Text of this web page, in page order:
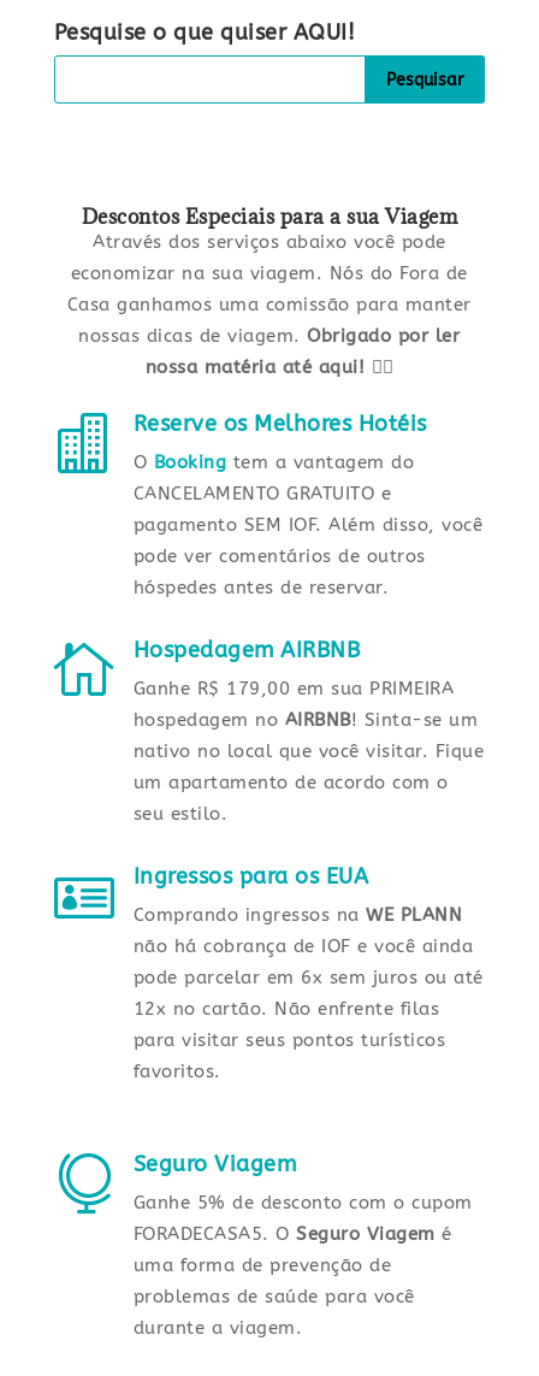
Pesquise o que quiser AQUI!
Descontos Especiais para a sua Viagem
Através dos serviços abaixo você pode
economizar na sua viagem. Nós do Fora de
Casa ganhamos uma comissão para manter
nossas dicas de viagem.Obrigado por ler
nossa matéria até aqui! ✌🏼
 Reserve os Melhores Hotéis
O Booking tem a vantagem do
CANCELAMENTO GRATUITO e
pagamento SEM IOF. Além disso, você
pode ver comentários de outros
hóspedes antes de reservar.
 Hospedagem AIRBNB
Ganhe R$ 179,00 em sua PRIMEIRA
hospedagem no AIRBNB! Sinta-se um
nativo no local que você visitar. Fique
um apartamento de acordo com o
seu estilo.
 Ingressos para os EUA
Comprando ingressos naWE PLANN
não há cobrança de IOF e você ainda
pode parcelar em 6x sem juros ou até
12x no cartão. Não enfrente filas
para visitar seus pontos turísticos
favoritos.
 Seguro Viagem
Ganhe 5% de desconto com o cupom
FORADECASA5. O Seguro Viagem é
uma forma de prevenção de
problemas de saúde para você
durante a viagem.